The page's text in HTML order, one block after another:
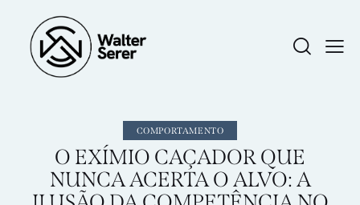
COMPORTAMENTO
O EXÍMIO CAÇADOR QUE
NUNCA ACERTA O ALVO: A